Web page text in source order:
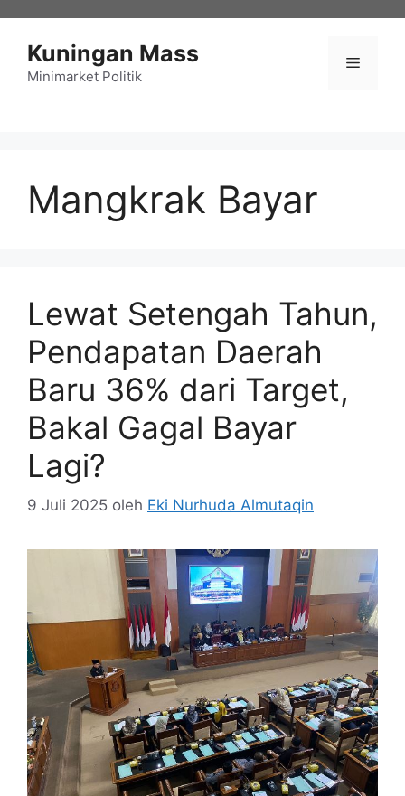
Kuningan Mass
Minimarket Politik
Menu
Mangkrak Bayar
Lewat Setengah Tahun,
Pendapatan Daerah
Baru 36% dari Target,
Bakal Gagal Bayar
Lagi?
9 Juli 2025 oleh Eki Nurhuda Almutaqin